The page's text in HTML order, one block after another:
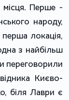
місця. Перше -
народу,
локація,
з найбільш
переговорили
Києво-
біля Лаври є